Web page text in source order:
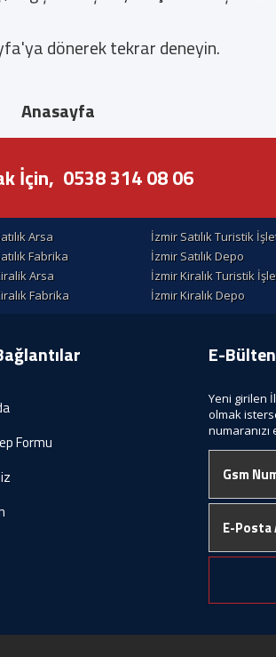
dönerek tekrar deneyin.
Anasayfa
İçin, 0538 314 08 06
Arsa İzmir Satılık Turistik
Fabrika İzmir Satılık Depo
Arsa İzmir Kiralık Turistik
Fabrika İzmir Kiralık Depo
Formu
E-Bülten
Yeni girilen
olmak